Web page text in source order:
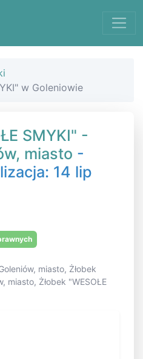
w Goleniowie
SMYKI" -
miasto -
14 lip
miasto, Żłobek
miasto, Żłobek "WESOŁE